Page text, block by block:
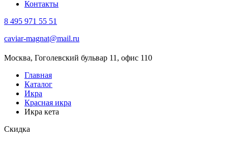
Контакты
8 495 971 55 51
caviar-magnat@mail.ru
Москва, Гоголевский бульвар 11, офис 110
Главная
Каталог
Икра
Красная икра
Икра кета
Скидка